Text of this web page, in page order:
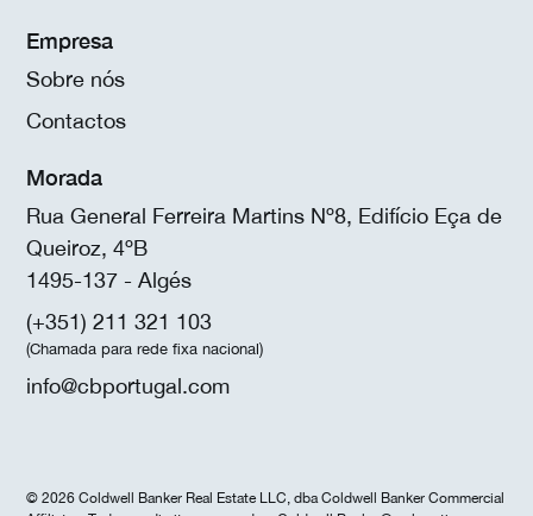
Empresa
Sobre nós
Contactos
Morada
Rua General Ferreira Martins Nº8, Edifício Eça de
Queiroz, 4ºB
1495-137 - Algés
(+351) 211 321 103
(Chamada para rede fixa nacional)
info@cbportugal.com
© 2026 Coldwell Banker Real Estate LLC, dba Coldwell Banker Commercial